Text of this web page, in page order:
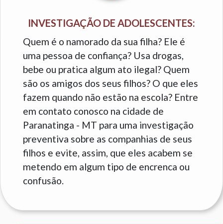
INVESTIGAÇÃO DE ADOLESCENTES:
Quem é o namorado da sua filha? Ele é
uma pessoa de confiança? Usa drogas,
bebe ou pratica algum ato ilegal? Quem
são os amigos dos seus filhos? O que eles
fazem quando não estão na escola? Entre
em contato conosco na cidade de
Paranatinga - MT para uma investigação
preventiva sobre as companhias de seus
filhos e evite, assim, que eles acabem se
metendo em algum tipo de encrenca ou
confusão.